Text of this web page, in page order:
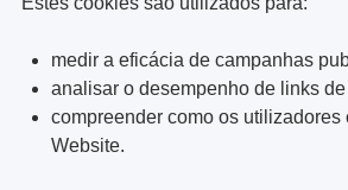
medir a eficácia de campanhas
analisar o desempenho de links
compreender como os utilizadores
Website.